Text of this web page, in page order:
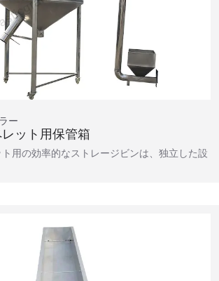
ー
ット用保管箱
用の効率的なストレージビンは、独立した設